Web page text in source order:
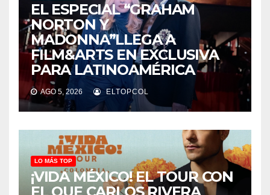
EL ESPECIAL “GRAHAM
NORTON Y
MADONNA”LLEGA A
FILM&ARTS EN EXCLUSIVA
PARA LATINOAMÉRICA
AGO 5, 2026 ELTOPCOL
LO MÁS TOP
¡VIDA MÉXICO! EL TOUR CON